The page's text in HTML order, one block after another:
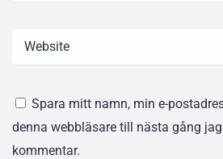
Spara mitt namn, min e-
denna webbläsare till nästa gång
kommentar.